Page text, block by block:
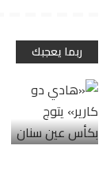
ربما يعجبك